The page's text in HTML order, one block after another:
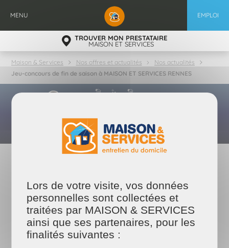
MENU EMPLOI
TROUVER MON PRESTATAIRE
MAISON ET SERVICES
Maison & Services Nos offres et actualités
Nos actualités
Jeu-concours de fin de saison à MAISON ET SERVICES RENNES
Jeu-concours de fin de saison à
MAISON ET SERVICES RENNES
C’est bientôt la fin de la saison en handball et donc le moment pour
nous de tirer notre révérence à la Glaz Arena et de remballer les
stands qui vont ont fait gagner de cadeaux. Mais avant, on a décidé
de vous en faire un dernier
Lors de votre visite, vos données
personnelles sont collectées et
traitées par MAISON & SERVICES
ainsi que ses partenaires, pour les
finalités suivantes :